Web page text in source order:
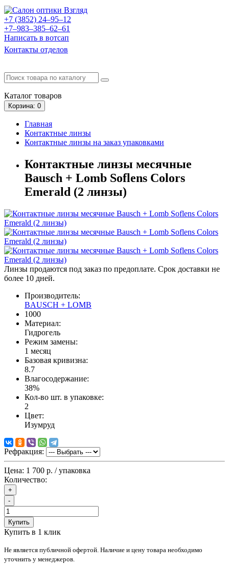
+7 (3852) 24‒95‒12
+7‒983‒385‒62‒61
Написать в вотсап
Контакты отделов
Каталог товаров
Корзина: 0
Главная
Контактные линзы
Контактные линзы на заказ упаковками
Контактные линзы месячные
Bausch + Lomb Soflens Colors
Emerald (2 линзы)
Линзы продаются под заказ по предоплате. Срок доставки не
более 10 дней.
Производитель:
BAUSCH + LOMB
1000
Материал:
Гидрогель
Режим замены:
1 месяц
Базовая кривизна:
8.7
Влагосодержание:
38%
Кол-во шт. в упаковке:
2
Цвет:
Изумруд
Рефракция:
Цена: 1 700 р. / упаковка
Количество:
+
-
Купить
Купить в 1 клик
Не является публичной офертой. Наличие и цену товара необходимо
уточнить у менеджеров.